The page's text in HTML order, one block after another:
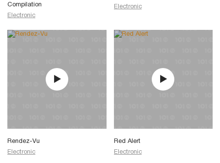
Compilation
Electronic
Electronic
Rendez-Vu
Electronic
Red Alert
Electronic